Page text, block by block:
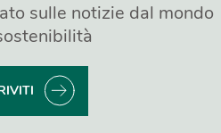
sulle notizie dal mondo